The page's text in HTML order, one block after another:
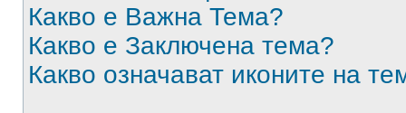
Какво е Важна Тема?
Какво е Заключена тема?
Какво означават иконите на